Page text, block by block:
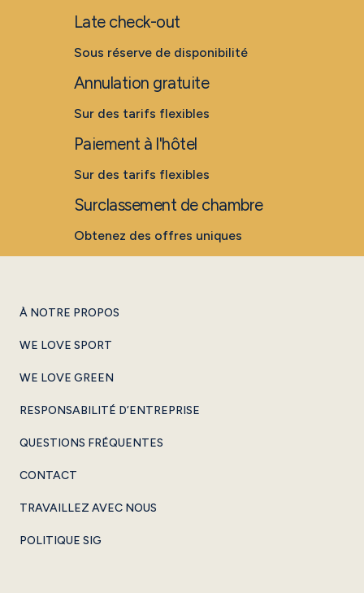
Late check-out
Sous réserve de disponibilité
Annulation gratuite
Sur des tarifs flexibles
Paiement à l'hôtel
Sur des tarifs flexibles
Surclassement de chambre
Obtenez des offres uniques
À NOTRE PROPOS
WE LOVE SPORT
WE LOVE GREEN
RESPONSABILITÉ D’ENTREPRISE
QUESTIONS FRÉQUENTES
CONTACT
TRAVAILLEZ AVEC NOUS
POLITIQUE SIG